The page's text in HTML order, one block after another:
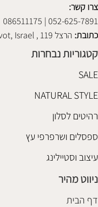
צרו קשר:
052-625-7891 | 086511175
כתובת: הרצל 119 , Rehovot, Israel
קטגוריות נבחרות
SALE
NATURAL STYLE
רהיטים לסלון
ספסלים ושרפרפי עץ
עיצוב וסטיילינג
ניווט מהיר
דף הבית